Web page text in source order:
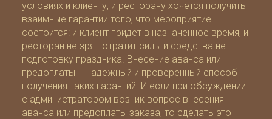
условиях и клиенту, и ресторану хочется получить
взаимные гарантии того, что мероприятие
состоится: и клиент придёт в назначенное время, и
ресторан не зря потратит силы и средства не
подготовку праздника. Внесение аванса или
предоплаты – надёжный и проверенный способ
получения таких гарантий. И если при обсуждении
с администратором возник вопрос внесения
аванса или предоплаты заказа, то сделать это